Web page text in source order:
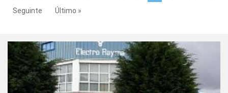
Seguinte
Último »